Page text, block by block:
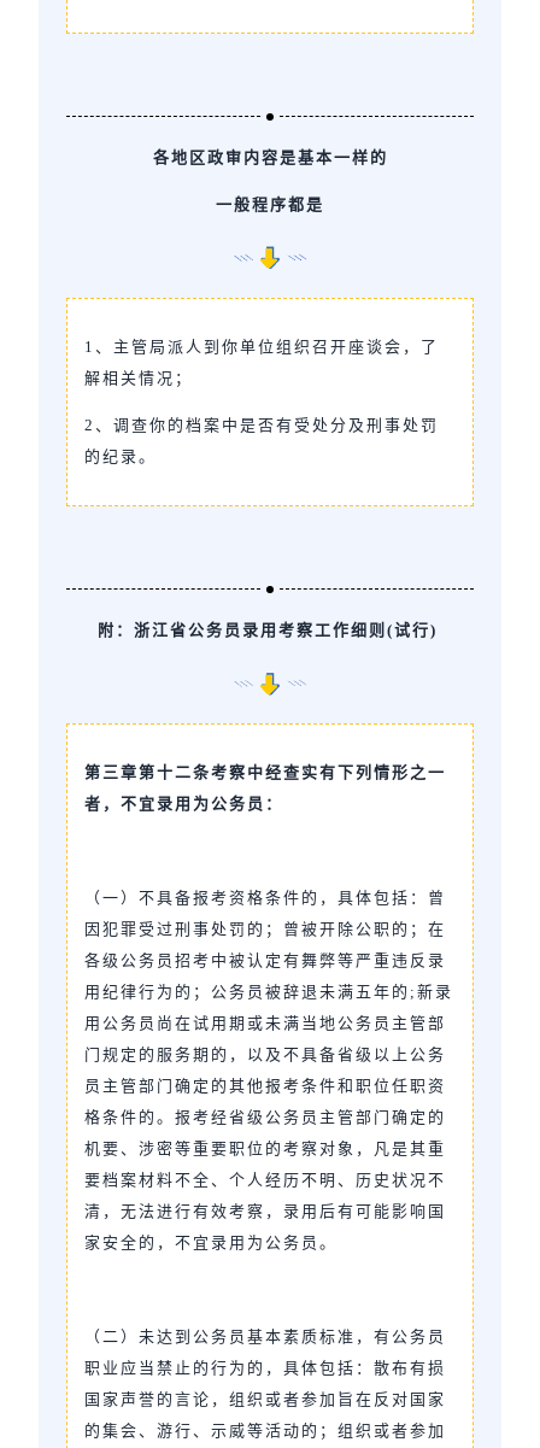
各地区政审内容是基本一样的
一般程序都是
1、主管局派人到你单位组织召开座谈会，了
解相关情况；
2、调查你的档案中是否有受处分及刑事处罚
的纪录。
附：浙江省公务员录用考察工作细则(试行)
第三章第十二条考察中经查实有下列情形之一
者，不宜录用为公务员：
（一）不具备报考资格条件的，具体包括：曾
因犯罪受过刑事处罚的；曾被开除公职的；在
各级公务员招考中被认定有舞弊等严重违反录
用纪律行为的；公务员被辞退未满五年的;新录
用公务员尚在试用期或未满当地公务员主管部
门规定的服务期的，以及不具备省级以上公务
员主管部门确定的其他报考条件和职位任职资
格条件的。报考经省级公务员主管部门确定的
机要、涉密等重要职位的考察对象，凡是其重
要档案材料不全、个人经历不明、历史状况不
清，无法进行有效考察，录用后有可能影响国
家安全的，不宜录用为公务员。
（二）未达到公务员基本素质标准，有公务员
职业应当禁止的行为的，具体包括：散布有损
国家声誉的言论，组织或者参加旨在反对国家
的集会、游行、示威等活动的；组织或者参加